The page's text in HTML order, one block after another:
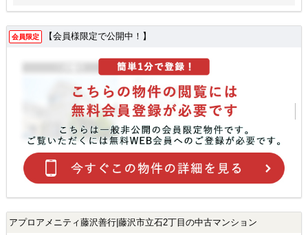
会員限定 【会員様限定で公開中！】
アプロアメニティ藤沢善行|藤沢市立石2丁目の中古マンション